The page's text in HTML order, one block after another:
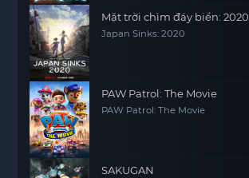
Mặt trời chìm đáy biển: 2020
Japan Sinks: 2020
PAW Patrol: The Movie
PAW Patrol: The Movie
SAKUGAN